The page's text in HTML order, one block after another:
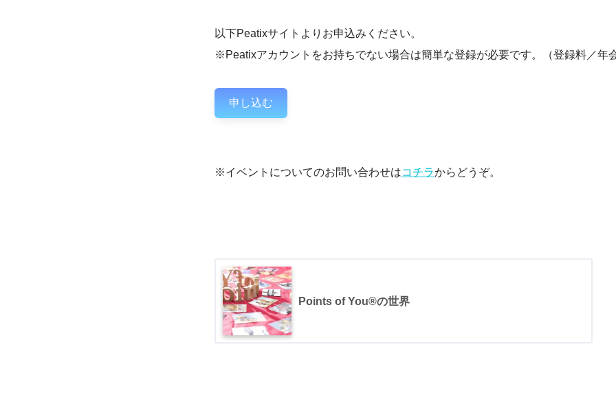
以下Peatixサイトよりお申込みください。
※Peatixアカウントをお持ちでない場合は簡単な登録が必要です。（登録料／年
申し込む
※イベントについてのお問い合わせはコチラからどうぞ。
Points of You®の世界